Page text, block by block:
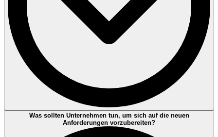
Zertifizierungsstellen müssen sicherstellen, dass Unternehmen alle
relevanten Themen, einschließlich des Klimawandels, in ihren
Managementsystemen berücksichtigen. Sollte der Klimawandel als
Was sollten Unternehmen tun, um sich auf die neuen
Anforderungen vorzubereiten?